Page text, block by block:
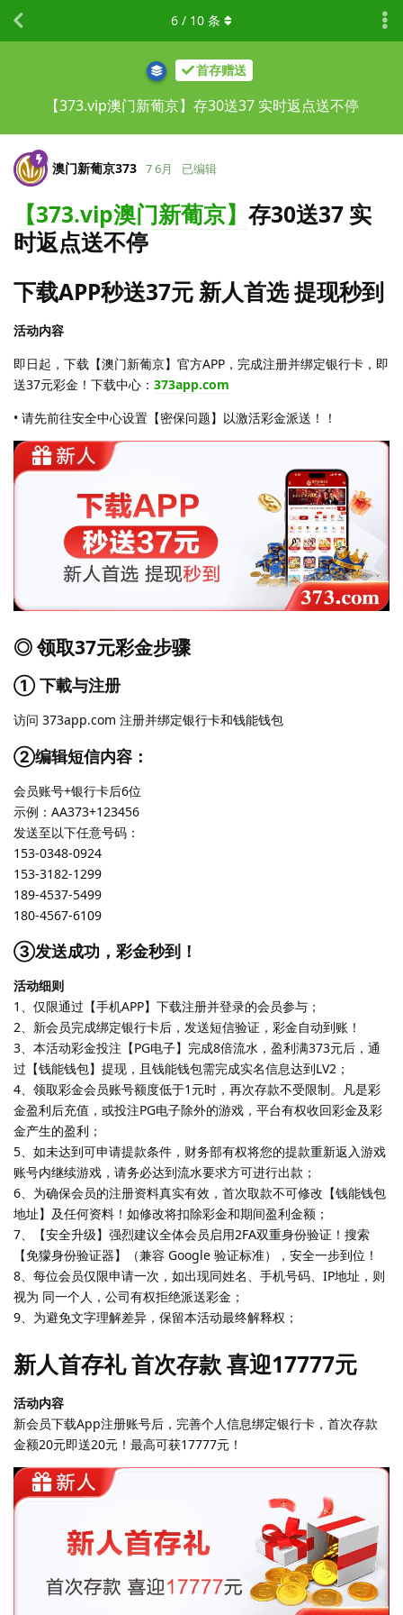
首存赠送
【373.vip澳门新葡京】存30送37 实时返点送不停
6 / 10 条
澳门新葡京373 7 6月 已编辑
【373.vip澳门新葡京】 存30送37 实
时返点送不停
下载APP秒送37元 新人首选 提现秒到
活动内容
即日起，下载【澳门新葡京】官方APP，完成注册并绑定银行卡，即
送37元彩金！下载中心： 373app.com
• 请先前往安全中心设置【密保问题】以激活彩金派送！！
◎ 领取37元彩金步骤
① 下載与注册
访问 373app.com 注册并绑定银行卡和钱能钱包
②编辑短信内容：
会员账号+银行卡后6位
示例：AA373+123456
发送至以下任意号码：
153-0348-0924
153-3182-1299
189-4537-5499
180-4567-6109
③发送成功，彩金秒到！
活动细则
1、仅限通过【手机APP】下载注册并登录的会员参与；
2、新会员完成绑定银行卡后，发送短信验证，彩金自动到账！
3、本活动彩金投注【PG电子】完成8倍流水，盈利满373元后，通
过【钱能钱包】提现，且钱能钱包需完成实名信息达到LV2；
4、领取彩金会员账号额度低于1元时，再次存款不受限制。凡是彩
金盈利后充值，或投注PG电子除外的游戏，平台有权收回彩金及彩
金产生的盈利；
5、如未达到可申请提款条件，财务部有权将您的提款重新返入游戏
账号内继续游戏，请务必达到流水要求方可进行出款；
6、为确保会员的注册资料真实有效，首次取款不可修改【钱能钱包
地址】及任何资料！如修改将扣除彩金和期间盈利金额；
7、【安全升级】强烈建议全体会员启用2FA双重身份验证！搜索
【免獴身份验证器】（兼容 Google 验证标准），安全一步到位！
8、每位会员仅限申请一次，如出现同姓名、手机号码、IP地址，则
视为 同一个人，公司有权拒绝派送彩金；
9、为避免文字理解差异，保留本活动最终解释权；
新人首存礼 首次存款 喜迎17777元
活动内容
新会员下载App注册账号后，完善个人信息绑定银行卡，首次存款
金额20元即送20元！最高可获17777元！